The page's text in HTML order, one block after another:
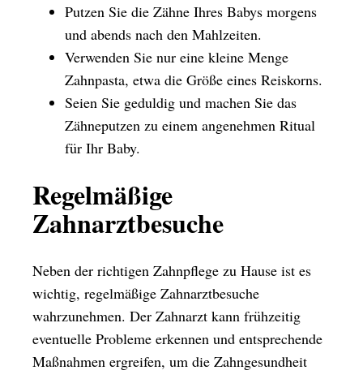
Putzen Sie die Zähne Ihres Babys morgens
und abends nach den Mahlzeiten.
Verwenden Sie nur eine kleine Menge
Zahnpasta, etwa die Größe eines Reiskorns.
Seien Sie geduldig und machen Sie das
Zähneputzen zu einem angenehmen Ritual
für Ihr Baby.
Regelmäßige
Zahnarztbesuche
Neben der richtigen Zahnpflege zu Hause ist es
wichtig, regelmäßige Zahnarztbesuche
wahrzunehmen. Der Zahnarzt kann frühzeitig
eventuelle Probleme erkennen und entsprechende
Maßnahmen ergreifen, um die Zahngesundheit